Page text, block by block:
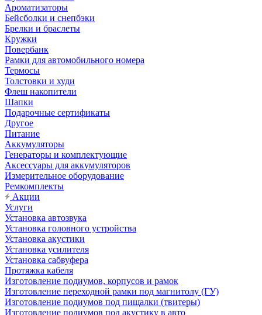
Ароматизаторы
Бейсболки и снепбэки
Брелки и браслеты
Кружки
Повербанк
Рамки для автомобильного номера
Термосы
Толстовки и худи
Флеш накопители
Шапки
Подарочные сертификаты
Другое
Питание
Аккумуляторы
Генераторы и комплектующие
Аксессуары для аккумуляторов
Измерительное оборудование
Ремкомплекты
Акции
Услуги
Установка автозвука
Установка головного устройства
Установка акустики
Установка усилителя
Установка сабвуфера
Протяжка кабеля
Изготовление подиумов, корпусов и рамок
Изготовление переходной рамки под магнитолу (ГУ)
Изготовление подиумов под пищалки (твитеры)
Изготовление подиумов под акустику в авто